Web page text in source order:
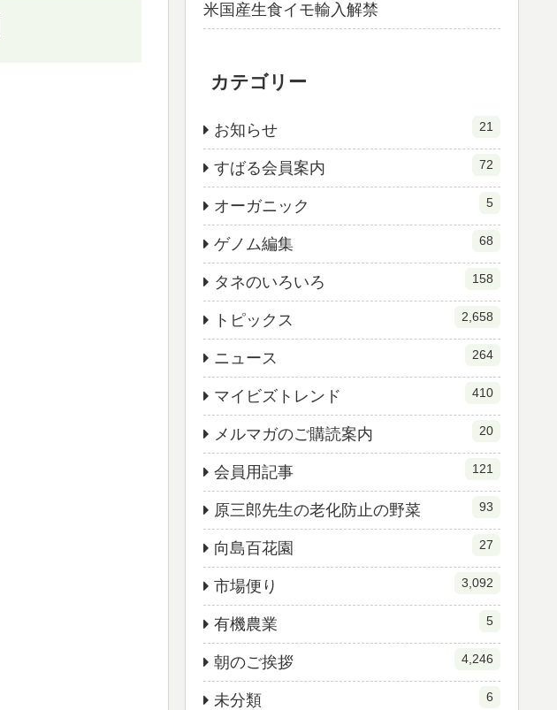
米国産生食イモ輸入解禁
カテゴリー
お知らせ 21
すばる会員案内 72
オーガニック 5
ゲノム編集 68
タネのいろいろ 158
トピックス 2,658
ニュース 264
マイビズトレンド 410
メルマガのご購読案内 20
会員用記事 121
原三郎先生の老化防止の野菜 93
向島百花園 27
市場便り 3,092
有機農業 5
朝のご挨拶 4,246
未分類 6